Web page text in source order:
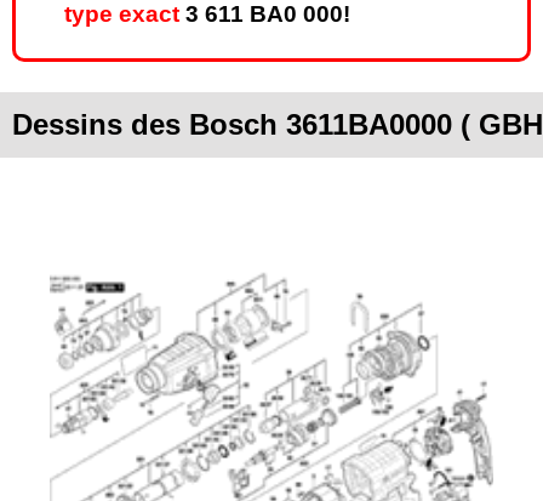
type exact 3 611 BA0 000!
Dessins des Bosch 3611BA0000 (